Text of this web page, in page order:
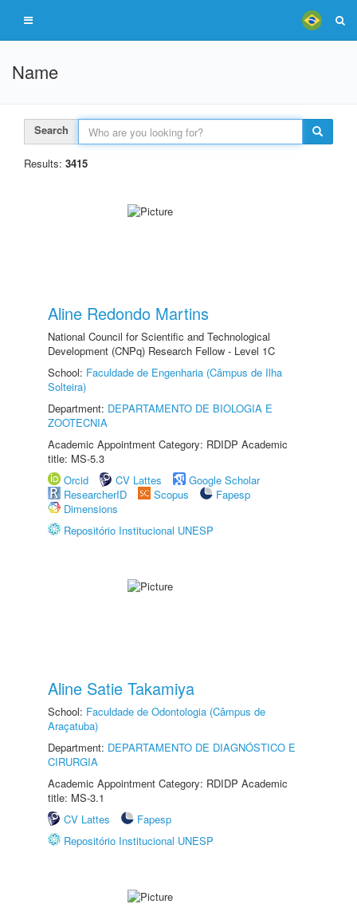
Name
Search
Results: 3415
Aline Redondo Martins
National Council for Scientific and Technological
Development (CNPq) Research Fellow - Level 1C
School: Faculdade de Engenharia (Câmpus de Ilha
Solteira)
Department: DEPARTAMENTO DE BIOLOGIA E
ZOOTECNIA
Academic Appointment Category: RDIDP Academic
title: MS-5.3
Orcid
CV Lattes
Google Scholar
ResearcherID
Scopus
Fapesp
Dimensions
Repositório Institucional UNESP
Aline Satie Takamiya
School: Faculdade de Odontologia (Câmpus de
Araçatuba)
Department: DEPARTAMENTO DE DIAGNÓSTICO E
CIRURGIA
Academic Appointment Category: RDIDP Academic
title: MS-3.1
CV Lattes
Fapesp
Repositório Institucional UNESP